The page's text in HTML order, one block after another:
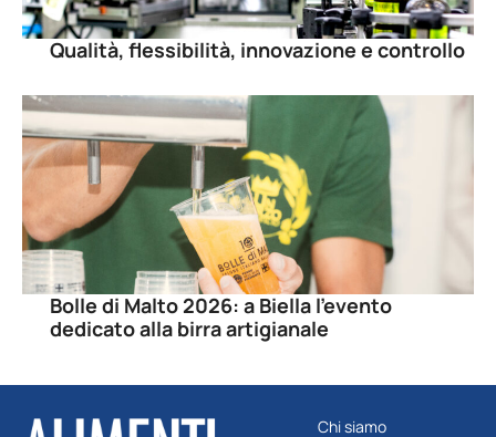
Qualità, flessibilità, innovazione e controllo
Bolle di Malto 2026: a Biella l’evento
dedicato alla birra artigianale
Chi siamo